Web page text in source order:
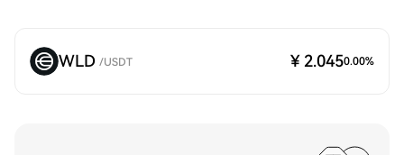
WLD /USDT ¥ 2.0450.00%